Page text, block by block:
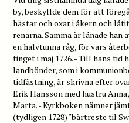
by, beskyllde dem för att
hästar och oxar i åkern och
renarna. Samma år lånade han
en halvtunna råg, för vars
tinget i maj 1726. - Till hans tid
landbönder, som i
tidfästning, är skrivna efter
Erik Hansson med hustru
Marta. - Kyrkboken nämner
(tydligen 1728) "bårtreste til